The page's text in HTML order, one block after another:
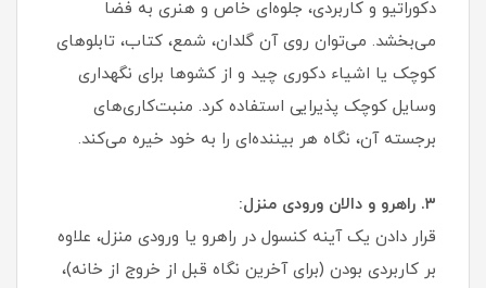
دکوراتیو و کاربردی، جلوه‌ای خاص و هنری به فضا
می‌بخشد. می‌توان روی آن گلدان، شمع، کتاب، تابلوهای
کوچک یا اشیاء دکوری چید و از کشوها برای نگهداری
وسایل کوچک پذیرایی استفاده کرد. منبت‌کاری‌های
برجسته آن، نگاه هر بیننده‌ای را به خود خیره می‌کند.
۳. راهرو و دالان ورودی منزل:
قرار دادن یک آینه کنسول در راهرو یا ورودی منزل، علاوه
بر کاربردی بودن (برای آخرین نگاه قبل از خروج از خانه)،